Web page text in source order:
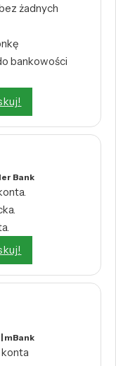
żadnych
bankowości
Bank
mBank